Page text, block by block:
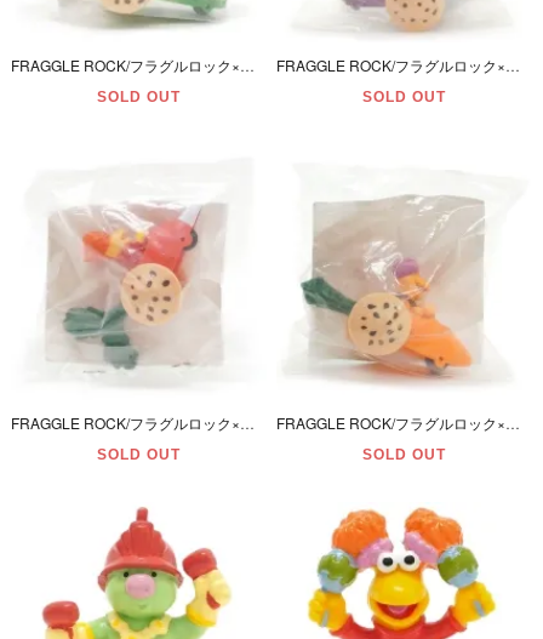
FRAGGLE ROCK/フラグルロック×McDonald's/マクドナルド・ミールトイ・フィギュア 「Boober&Wembley in cucumber car/ブーバー＆ウェンブリー」 リパック
SOLD OUT
FRAGGLE ROCK/フラグルロック×McDonald's/マクドナルド・Meal Toy/ミールトイ・フィギュア「Mokey in Eggplant Car/モーキー・エッグプラントカー」未開封
SOLD OUT
FRAGGLE ROCK/フラグルロック×McDonald's/マクドナルド・Meal Toy/ミールトイ・フィギュア 「Red in Radish Car/レッド・ラディッシュカー」 リパック
SOLD OUT
FRAGGLE ROCK/フラグルロック×McDonald's/マクドナルド・Meal Toy/ミールトイ・Figure/フィギュア「Gobo in Carrot Carゴーボーキャロットカー」未開封
SOLD OUT